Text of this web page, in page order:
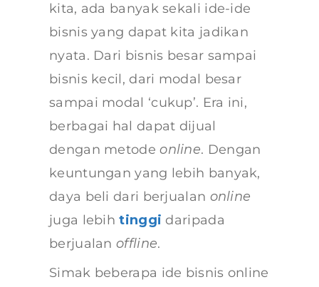
kita, ada banyak sekali ide-ide
bisnis yang dapat kita jadikan
nyata. Dari bisnis besar sampai
bisnis kecil, dari modal besar
sampai modal ‘cukup’. Era ini,
berbagai hal dapat dijual
dengan metodeonline. Dengan
keuntungan yang lebih banyak,
daya beli dari berjualan online
juga lebihtinggi daripada
berjualanoffline.
Simak beberapa ide bisnis online